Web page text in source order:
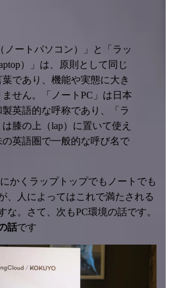
ノートパソコン）」と「ラッ
）」は、原則として同じ
葉であり、機能や実態に大き
せん。「ノートPC」は日本
英語的な呼称であり、「ラ
膝の上（lap）に置いて使え
の英語圏で一般的な呼び名で
かくラップトップでもノートでも
、人によってはこれで満たされる
な。さて、次もPC環境の話です。
話です